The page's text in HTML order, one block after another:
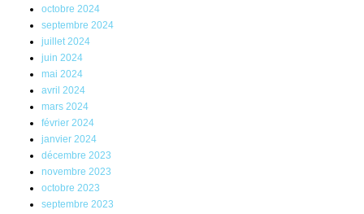
octobre 2024
septembre 2024
juillet 2024
juin 2024
mai 2024
avril 2024
mars 2024
février 2024
janvier 2024
décembre 2023
novembre 2023
octobre 2023
septembre 2023